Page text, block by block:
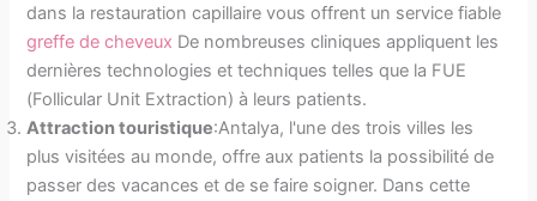
dans la restauration capillaire vous offrent un service fiable
greffe de cheveux De nombreuses cliniques appliquent les
dernières technologies et techniques telles que la FUE
(Follicular Unit Extraction) à leurs patients.
Attraction touristique:Antalya, l'une des trois villes les
plus visitées au monde, offre aux patients la possibilité de
passer des vacances et de se faire soigner. Dans cette